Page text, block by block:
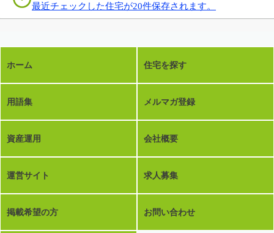
最近チェックした住宅が20件保存されます。
ホーム 住宅を探す
用語集 メルマガ登録
資産運用 会社概要
運営サイト 求人募集
掲載希望の方 お問い合わせ